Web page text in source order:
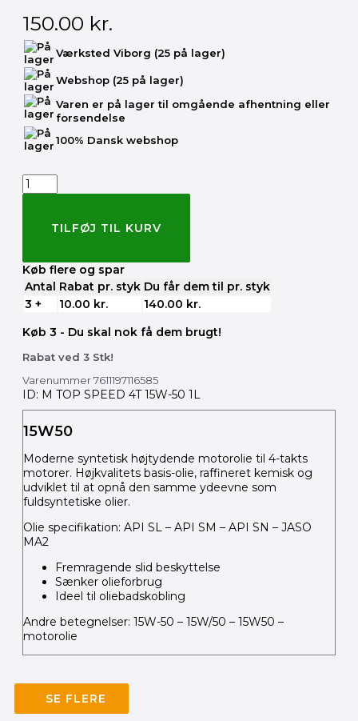
150.00 kr.
Værksted Viborg (25 på lager)
Webshop (25 på lager)
Varen er på lager til omgående afhentning eller
forsendelse
100% Dansk webshop
MOTOREX
TOP
SPEED
4-
takts
olie
15W50
1
antal
TILFØJ TIL KURV
Køb flere og spar
Antal Rabat pr. styk Du får dem til pr. styk
3 +
10.00 kr. 140.00 kr.
Køb 3 - Du skal nok få dem brugt!
Rabat ved 3 Stk!
Varenummer7611197116585
ID: M TOP SPEED 4T 15W-50 1L
15W50
Moderne syntetisk højtydende motorolie til 4-takts
motorer. Højkvalitets basis-olie, raffineret kemisk og
udviklet til at opnå den samme ydeevne som
fuldsyntetiske olier.
Olie specifikation: API SL – API SM – API SN – JASO
MA2
Fremragende slid beskyttelse
Sænker olieforbrug
Ideel til oliebadskobling
Andre betegnelser: 15W-50 – 15W/50 – 15W50 –
motorolie
SE FLERE